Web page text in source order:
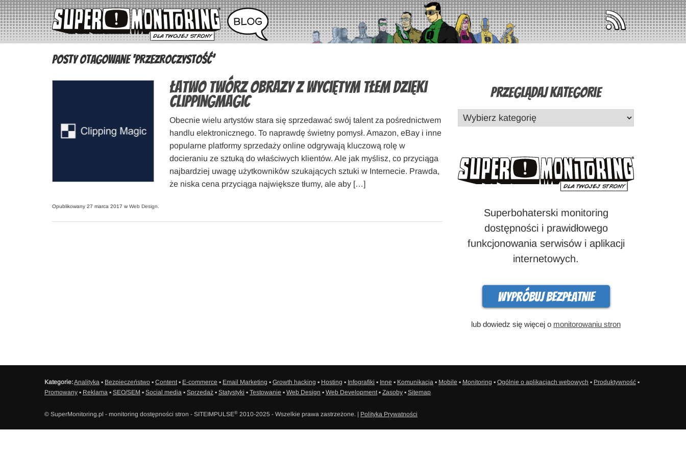
Posty otagowane ‘przezroczystość’
Łatwo twórz obrazy z wyciętym tłem dzięki
ClippingMagic
Obecnie wielu artystów stara się sprzedawać swój talent za pośrednictwem
handlu elektronicznego. To naprawdę świetny pomysł. Amazon, eBay i inne
popularne platformy sprzedaży online odgrywają kluczową rolę w
docieraniu ze sztuką do właściwych klientów. Ale jak myślisz, co przyciąga
najbardziej uwagę użytkowników szukających sztuki w Internecie. Prawda,
że niska cena przyciąga największe tłumy, ale aby […]
Opublikowany 27 marca 2017 w Web Design
Przeglądaj Kategorie
Superbohaterski monitoring
dostępności i prawidłowego
funkcjonowania serwisów i aplikacji
internetowych.
Wypróbuj bezpłatnie
lub dowiedz się więcej o monitorowaniu stron
Kategorie:Analityka ▪ Bezpieczeństwo ▪ Content▪ E-commerce ▪ Email Marketing ▪ Growth hacking ▪ Hosting ▪ Infografiki ▪ Inne ▪ Komunikacja ▪ Mobile ▪ Monitoring ▪ Ogólnie o aplikacjach webowych ▪ Produktywność ▪
Promowany ▪ Reklama ▪ SEO/SEM ▪ Social media ▪ Sprzedaż ▪ Statystyki ▪ Testowanie ▪ Web Design ▪ Web Development▪ Zasoby ▪ Sitemap
© SuperMonitoring.pl - monitoring dostępności stron - SITEIMPULSE® 2010-2025 - Wszelkie prawa zastrzeżone. | Polityka Prywatności